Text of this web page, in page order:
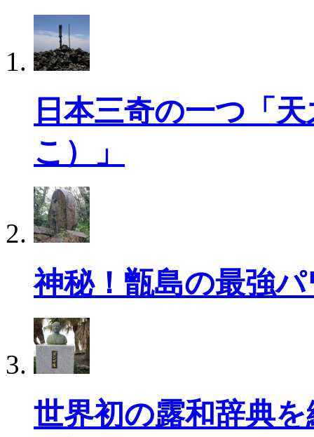
日本三奇の一つ「
こ）」
神秘！甑島の最強
世界初の露和辞典